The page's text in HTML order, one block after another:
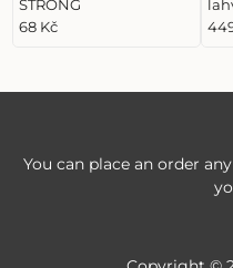
STRONG
68 Kč
ml
You can place an order